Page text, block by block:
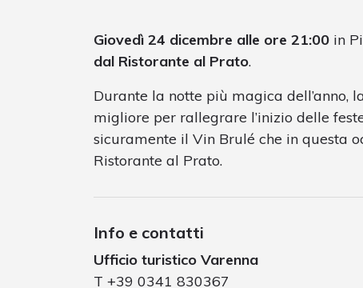
Giovedì 24 dicembre alle ore 21:00 in
dal Ristorante al Prato.
Durante la notte più magica dell’anno,
migliore per rallegrare l’inizio delle
sicuramente il Vin Brulé che in questa
Ristorante al Prato.
Info e contatti
Ufficio turistico Varenna
T +39 0341 830367